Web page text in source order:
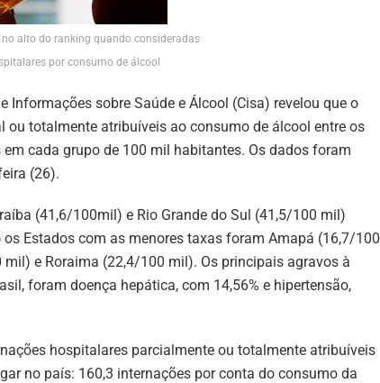
alto do ranking quando consideradas
por consumo de álcool
Informações sobre Saúde e Álcool (Cisa) revelou que o
ou totalmente atribuíveis ao consumo de álcool entre os
cada grupo de 100 mil habitantes. Os dados foram
(26).
(41,6/100mil) e Rio Grande do Sul (41,5/100 mil)
Estados com as menores taxas foram Amapá (16,7/100
e Roraima (22,4/100 mil). Os principais agravos à
foram doença hepática, com 14,56% e hipertensão,
hospitalares parcialmente ou totalmente atribuíveis
no país: 160,3 internações por conta do consumo da